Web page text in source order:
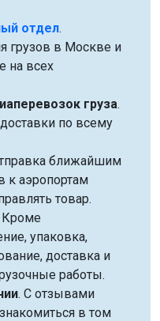
отдел.
грузов в Москве и
на всех
груза.
по всему
ближайшим
к аэропортам
товар.
Кроме
упаковка,
доставка и
работы.
. С отзывами
в том